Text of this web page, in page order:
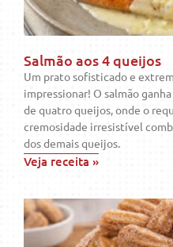
Salmão aos 4 queijos
Um prato sofisticado e
impressionar! O salmão
de quatro queijos, onde o
cremosidade irresistível
dos demais queijos.
Veja receita »